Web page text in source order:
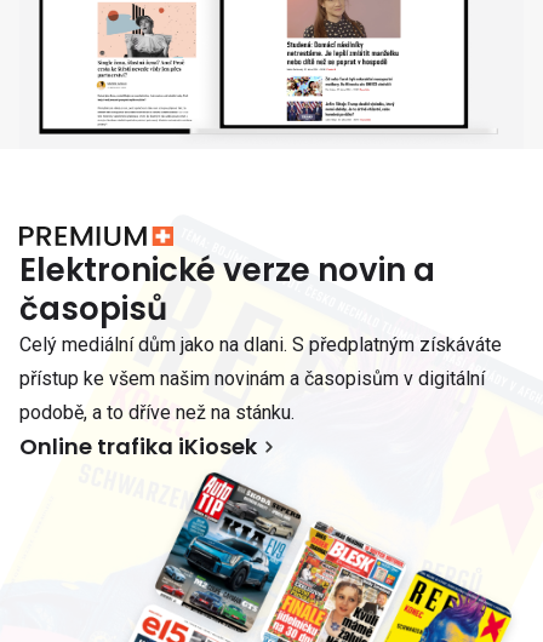
Elektronické verze novin a
časopisů
Celý mediální dům jako na dlani. S předplatným získáváte
přístup ke všem našim novinám a časopisům v digitální
podobě, a to dříve než na stánku.
Online trafika iKiosek